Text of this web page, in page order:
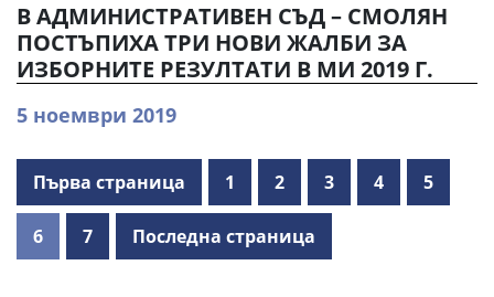
В АДМИНИСТРАТИВЕН СЪД – СМОЛЯН
ПОСТЪПИХА ТРИ НОВИ ЖАЛБИ ЗА
ИЗБОРНИТЕ РЕЗУЛТАТИ В МИ 2019 Г.
5 ноември 2019
Първа страница 1 2 3 4 5
6 7 Последна страница